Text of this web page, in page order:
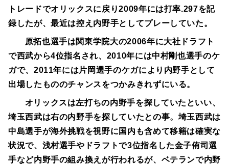
トレードでオリックスに戻り2009年には打率.297を記
録したが、最近は控え内野手としてプレーしていた。
原拓也選手は関東学院大の2006年に大社ドラフト
で西武から4位指名され、2010年には中村剛也選手のケ
ガで、2011年には片岡選手のケガにより内野手として
出場したもののチャンスをつかみきれずにいる。
オリックスは左打ちの内野手を探していたといい、
埼玉西武は右の内野手を探していたとの事。埼玉西武は
中島選手が海外挑戦を視野に国内も含めて移籍は確実な
状況で、浅村選手やドラフトで3位指名した金子侑司選
手など内野手の組み換えが行われるが、ベテランで内野